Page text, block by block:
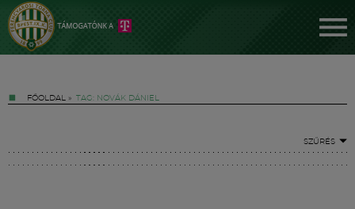
FŐOLDAL » TAG: NOVÁK DÁNIEL
SZŰRÉS